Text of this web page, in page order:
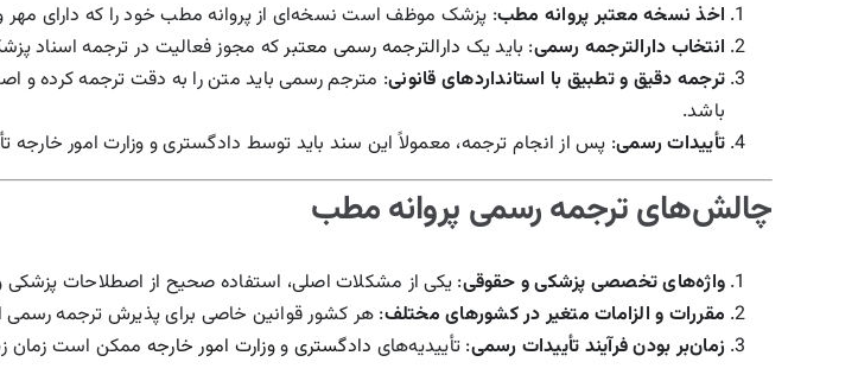
اخذ نسخه معتبر پروانه مطب: پزشک موظف است نسخه‌ای از پروانه مطب خود را که دارای مهر
انتخاب دارالترجمه رسمی: باید یک دارالترجمه رسمی معتبرکه مجوز فعالیت در ترجمه اسناد
ترجمه دقیق و تطبیق با استانداردهای قانونی: مترجم رسمی باید متن را به دقت ترجمه کرده و
باشد.
تأییدات رسمی: پس از انجام ترجمه، معمولاً این سند باید توسط دادگستری و وزارت امور خارجه
چالش‌های ترجمه رسمی پروانه مطب
واژه‌های تخصصی پزشکی و حقوقی: یکی از مشکلات اصلی، استفاده صحیح از اصطلاحات
مقررات و الزامات متغیر در کشورهای مختلف: هر کشور قوانین خاصی برای پذیرش ترجمه رسمی
زمان‌بر بودن فرآیند تأییدات رسمی: تأییدیه‌های دادگستری ووزارت امور خارجه ممکن است زمان